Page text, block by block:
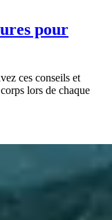
pour
ces conseils et
lors de chaque